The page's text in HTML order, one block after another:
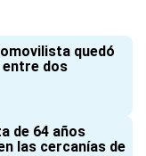
quedó
dos
de 64 años
las cercanías de